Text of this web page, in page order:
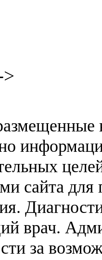
сайта
врач.
за